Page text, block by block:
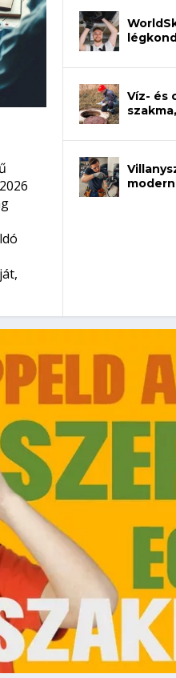
a gépeket?
Tanulj
– amikor
ki telefon
Víz- és